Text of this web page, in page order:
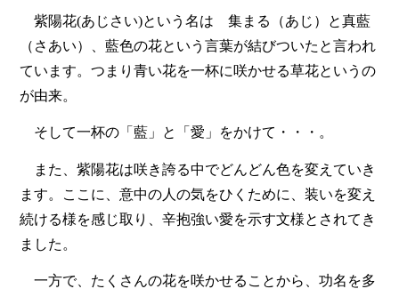
紫陽花(あじさい)という名は 集まる（あじ）と真藍
（さあい）、藍色の花という言葉が結びついたと言われ
ています。つまり青い花を一杯に咲かせる草花というの
が由来。
そして一杯の「藍」と「愛」をかけて・・・。
また、紫陽花は咲き誇る中でどんどん色を変えていき
ます。ここに、意中の人の気をひくために、装いを変え
続ける様を感じ取り、辛抱強い愛を示す文様とされてき
ました。
一方で、たくさんの花を咲かせることから、功名を多